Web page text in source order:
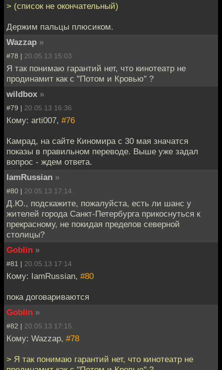
> (список не окончательный)
Держим пальцы плюсиком.
Wazzap »
#78 | 20.05.13 15:03
Я так понимаю гарантий нет, что кинотеатр не
продинамит как с "Потом и Кровью" ?
wildbox »
#79 | 20.05.13 16:36
Кому: arti007, #76
Камрад, на сайте Киномира с 30 мая значатся
показы в правильном переводе. Выше уже задал
вопрос - ждем ответа.
IamRussian »
#80 | 20.05.13 17:14
Д.Ю., подскажите, пожалуйста, есть ли шанс у
жителей города Санкт-Петербурга прикоснуться к
прекрасному, не покидая пределов северной
столицы?
Goblin »
#81 | 20.05.13 17:14
Кому: IamRussian, #80
пока договариваются
Goblin »
#82 | 20.05.13 17:15
Кому: Wazzap, #78
> Я так понимаю гарантий нет, что кинотеатр не